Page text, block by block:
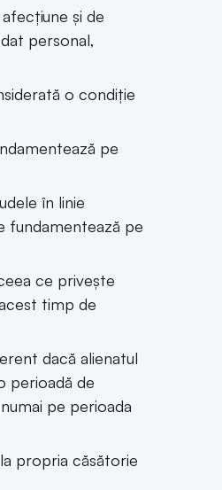
și de
personal,
o condiție
pe
în linie
fundamentează pe
ce privește
timp de
dacă alienatul
perioadă de
pe perioada
propria căsătorie